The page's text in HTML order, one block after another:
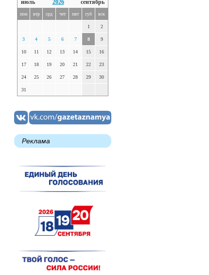
2026
пон втр срд чет пят суб вск
1 2
3 4 5 6 7 8 9
10 11 12 13 14 15 16
17 18 19 20 21 22 23
24 25 26 27 28 29 30
31
Реклама